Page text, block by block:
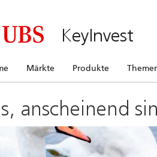
KeyInvest
Märkte Produkte
anscheinend